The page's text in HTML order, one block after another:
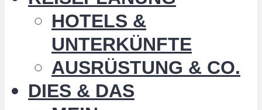
HOTELS &
UNTERKÜNFTE
AUSRÜSTUNG & CO.
DIES & DAS